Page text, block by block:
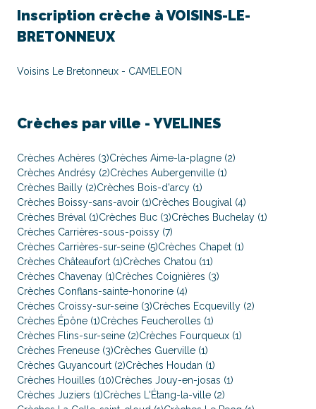
Inscription crèche à VOISINS-LE-
BRETONNEUX
Voisins Le Bretonneux - CAMELEON
Crèches par ville - YVELINES
Crèches Achères (3)Crèches Aime-la-plagne (2)
Crèches Andrésy (2)Crèches Aubergenville (1)
Crèches Bailly (2)Crèches Bois-d'arcy (1)
Crèches Boissy-sans-avoir (1)Crèches Bougival (4)
Crèches Bréval (1)Crèches Buc (3)Crèches Buchelay (1)
Crèches Carrières-sous-poissy (7)
Crèches Carrières-sur-seine (5)Crèches Chapet (1)
Crèches Châteaufort (1)Crèches Chatou (11)
Crèches Chavenay (1)Crèches Coignières (3)
Crèches Conflans-sainte-honorine (4)
Crèches Croissy-sur-seine (3)Crèches Ecquevilly (2)
Crèches Épône (1)Crèches Feucherolles (1)
Crèches Flins-sur-seine (2)Crèches Fourqueux (1)
Crèches Freneuse (3)Crèches Guerville (1)
Crèches Guyancourt (2)Crèches Houdan (1)
Crèches Houilles (10)Crèches Jouy-en-josas (1)
Crèches Juziers (1)Crèches L'Étang-la-ville (2)